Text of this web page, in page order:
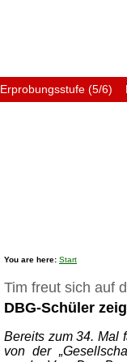
Erprobungsstufe (5/6)
You are here: Start
Tim freut sich auf
DBG-Schüler
Bereits zum 34. Mal
von der